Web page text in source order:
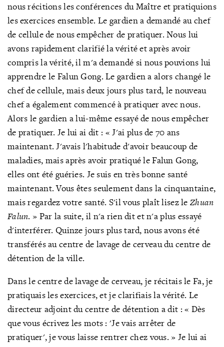
nous récitions les conférences du Maître et pratiquions
les exercices ensemble. Le gardien a demandé au chef
de cellule de nous empêcher de pratiquer. Nous lui
avons rapidement clarifié la véritéet après avoir
compris la vérité, il m'a demandé si nous pouvions lui
apprendre le Falun Gong. Le gardien a alors changé le
chef de cellule, mais deux jours plus tard, le nouveau
chef a également commencé à pratiquer avec nous.
Alors le gardien a lui-même essayé de nous empêcher
de pratiquer. Je lui ai dit : « J'ai plus de 70 ans
maintenant. J'avais l'habitude d'avoir beaucoup de
maladies, mais après avoir pratiqué le Falun Gong,
elles ont été guéries. Je suis en très bonne santé
maintenant. Vous êtes seulement dans la cinquantaine,
mais regardez votre santé. S'il vous plaît lisez le Zhuan
Falun. » Par la suite, il n'a rien ditet n'a plus essayé
d'interférer. Quinze jours plus tard, nous avons été
transférés au centre de lavage de cerveau du centre de
détention de la ville.
Dans le centre de lavage de cerveau, je récitais le Fa, je
pratiquais les exercices, et je clarifiais la vérité. Le
directeur adjoint du centre de détention a dit : « Dès
que vous écrivez les mots : 'Je vais arrêter de
pratiquer', je vous laisse rentrerchez vous. » Je lui ai